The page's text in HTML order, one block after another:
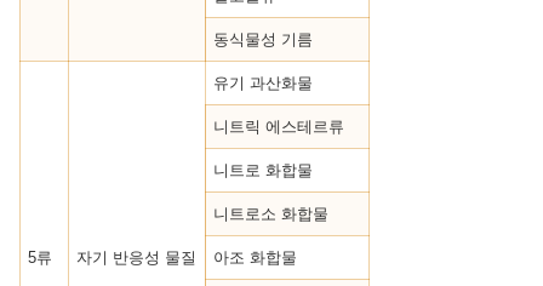
동식물성 기름
5류 자기 반응성 물질
유기 과산화물
니트릭 에스테르류
니트로 화합물
니트로소 화합물
아조 화합물